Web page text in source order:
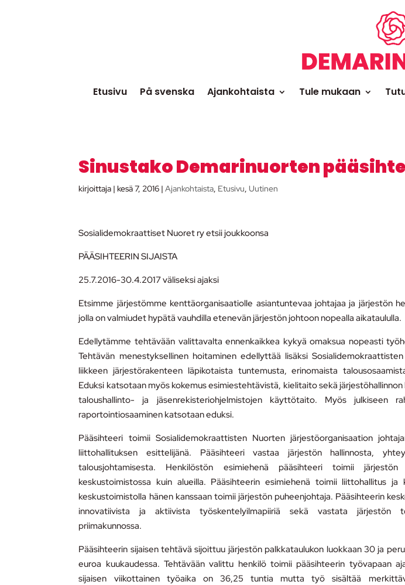
Etusivu På svenska Ajankohtaista Tule mukaan
Sinustako Demarinuorten
kirjoittaja |kesä 7, 2016 |Ajankohtaista, Etusivu, Uutinen
Sosialidemokraattiset Nuoret ry etsii joukkoonsa
PÄÄSIHTEERIN SIJAISTA
25.7.2016-30.4.2017 väliseksi ajaksi
Etsimme järjestömme kenttäorganisaatiolle asiantuntevaa johtajaa ja järjestön
jolla on valmiudet hypätä vauhdilla etenevän järjestön johtoon nopealla aikataululla.
Edellytämme tehtävään valittavalta ennenkaikkea kykyä omaksua nopeasti
Tehtävän menestyksellinen hoitaminen edellyttää lisäksi
liikkeen järjestörakenteen läpikotaista tuntemusta, erinomaista
Eduksi katsotaan myös kokemus esimiestehtävistä, kielitaito sekä
taloushallinto- ja jäsenrekisteriohjelmistojen käyttötaito. Myös julkiseen
raportointiosaaminen katsotaan eduksi.
Pääsihteeri toimii Sosialidemokraattisten Nuorten järjestöorganisaation
liittohallituksen esittelijänä. Pääsihteeri vastaa järjestön hallinnosta,
talousjohtamisesta. Henkilöstön esimiehenä pääsihteeri toimii järjestön
keskustoimistossa kuin alueilla. Pääsihteerin esimiehenä toimii liittohallitus ja
keskustoimistolla hänen kanssaan toimii järjestön puheenjohtaja. Pääsihteerin
innovatiivista ja aktiivista työskentelyilmapiiriä sekä vastata järjestön
priimakunnossa.
Pääsihteerin sijaisen tehtävä sijoittuu järjestön palkkataulukon luokkaan 30 ja
euroa kuukaudessa. Tehtävään valittu henkilö toimii pääsihteerin työvapaan
sijaisen viikottainen työaika on 36,25 tuntia mutta työ sisältää